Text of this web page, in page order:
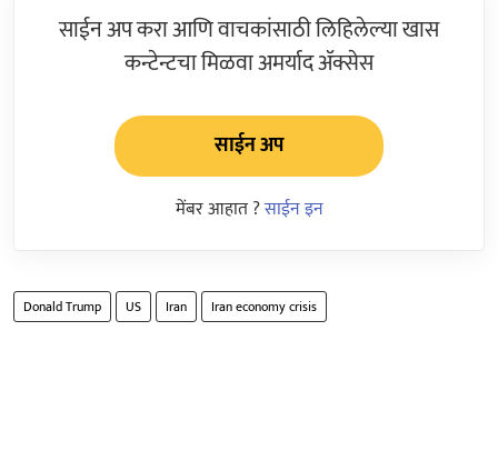
साईन अप करा आणि वाचकांसाठी लिहिलेल्या खास
कन्टेन्टचा मिळवा अमर्याद ॲक्सेस
साईन अप
मेंबर आहात ?साईन इन
Donald Trump US Iran Iran economy crisis